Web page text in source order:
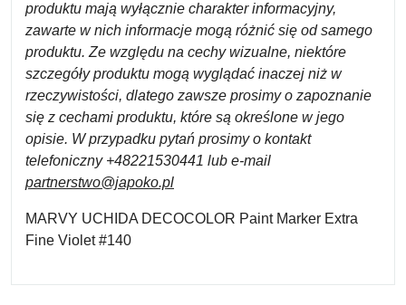
produktu mają wyłącznie charakter informacyjny,
zawarte w nich informacje mogą różnić się od samego
produktu. Ze względu na cechy wizualne, niektóre
szczegóły produktu mogą wyglądać inaczej niż w
rzeczywistości, dlatego zawsze prosimy o zapoznanie
się z cechami produktu, które są określone w jego
opisie. W przypadku pytań prosimy o kontakt
telefoniczny +48221530441 lub e-mail
partnerstwo@japoko.pl
MARVY UCHIDA DECOCOLOR Paint Marker Extra
Fine Violet #140